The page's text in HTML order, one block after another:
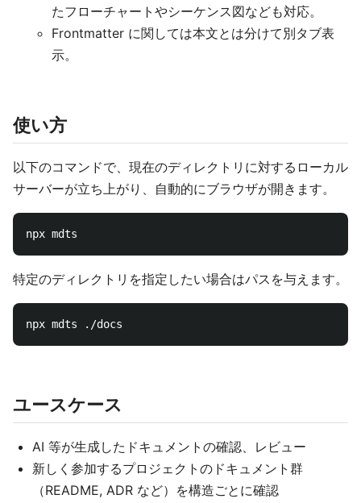
たフローチャートやシーケンス図なども対応。
Frontmatter に関しては本文とは分けて別タブ表
示。
使い方
以下のコマンドで、現在のディレクトリに対するローカル
サーバーが立ち上がり、自動的にブラウザが開きます。
特定のディレクトリを指定したい場合はパスを与えます。
ユースケース
AI 等が生成したドキュメントの確認、レビュー
新しく参加するプロジェクトのドキュメント群
（README, ADR など）を構造ごとに確認